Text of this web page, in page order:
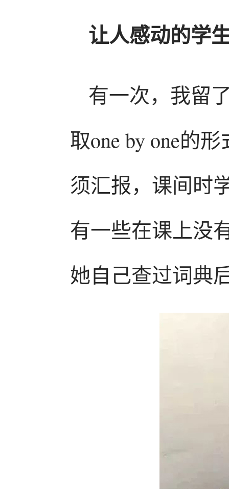
让人感动的学
有一次，我留
取one by one的
须汇报，课间时
有一些在课上没
她自己查过词典